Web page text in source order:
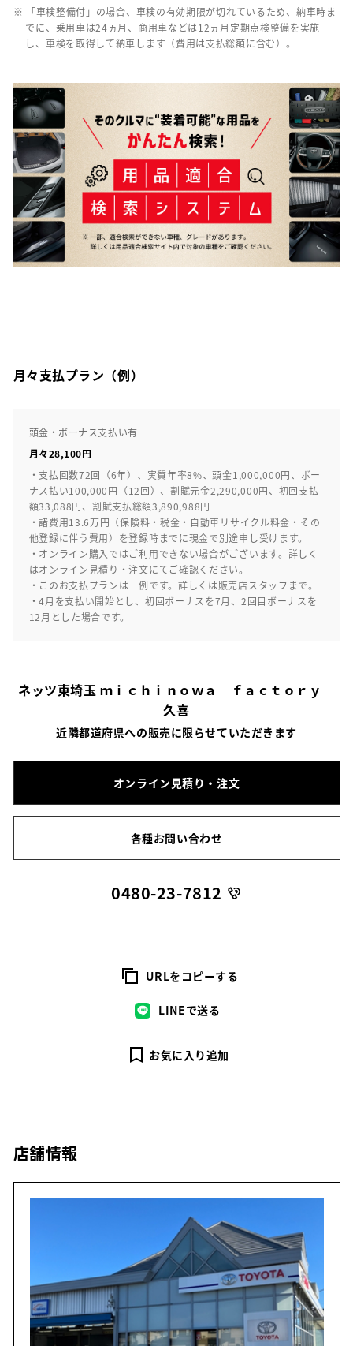
※ 「車検整備付」の場合、車検の有効期限が切れているため、納車時ま
でに、乗用車は24ヵ月、商用車などは12ヵ月定期点検整備を実施
し、車検を取得して納車します（費用は支払総額に含む）。
月々支払プラン（例）
頭金・ボーナス支払い有
月々28,100円
・支払回数72回（6年）、実質年率8%、頭金1,000,000円、ボー
ナス払い100,000円（12回）、割賦元金2,290,000円、初回支払
額33,088円、割賦支払総額3,890,988円
・諸費用13.6万円（保険料・税金・自動車リサイクル料金・その
他登録に伴う費用）を登録時までに現金で別途申し受けます。
・オンライン購入ではご利用できない場合がございます。詳しく
はオンライン見積り・注文にてご確認ください。
・このお支払プランは一例です。詳しくは販売店スタッフまで。
・4月を支払い開始とし、初回ボーナスを7月、2回目ボーナスを
12月とした場合です。
ネッツ東埼玉 ｍｉｃｈｉｎｏｗａ ｆａｃｔｏｒｙ
久喜
近隣都道府県への販売に限らせていただきます
オンライン見積り・注文
各種お問い合わせ
0480-23-7812
URLをコピーする
LINEで送る
お気に入り追加
店舗情報